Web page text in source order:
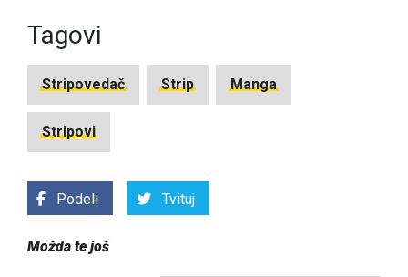
Tagovi
Stripovedač Strip Manga
Stripovi
Podeli Tvituj
Možda te još